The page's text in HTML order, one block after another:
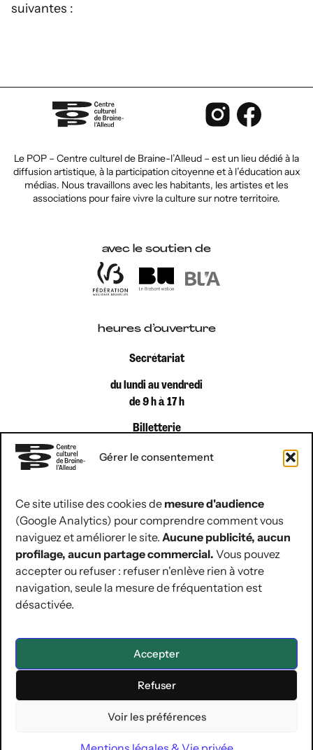
Gérer le consentement
Ce site utilise des cookies de mesure d'audience
(Google Analytics) pour comprendre comment vous
naviguez et améliorer le site. Aucune publicité, aucun
profilage, aucun partage commercial. Vous pouvez
accepter ou refuser : refuser n'enlève rien à votre
navigation, seule la mesure de fréquentation est
désactivée.
Accepter
Refuser
Voir les préférences
suivantes :
Le POP – Centre culturel de Braine-l’Alleud – est un lieu dédié à la
diffusion artistique, à la participation citoyenne et à l’éducation aux
médias. Nous travaillons avec les habitants, les artistes et les
associations pour faire vivre la culture sur notre territoire.
avec le soutien de
heures d’ouverture
Secrétariat
du lundi au vendredi
de 9 h à 17 h
Billetterie
du lundi au vendredi
coordonnées de contact
Rue Jules Hans 10
1420 Braine-l’Alleud
02 854 07 30
ASBL POP
Région Wallonne | BE12 0681 0481 5092 | RPM de Nivelles
Mentions légales & Vie privéeConditions générales de vente
Déclaration d’accessibilité